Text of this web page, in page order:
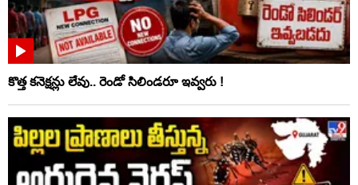
కొత్త కనెక్షన్లు లేవు.. రెండో సిలిండరూ ఇవ్వరు !